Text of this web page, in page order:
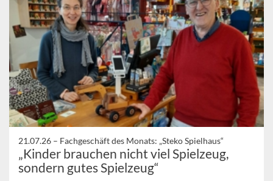
21.07.26 – Fachgeschäft des Monats: „Steko Spielhaus“
„Kinder brauchen nicht viel Spielzeug,
sondern gutes Spielzeug“